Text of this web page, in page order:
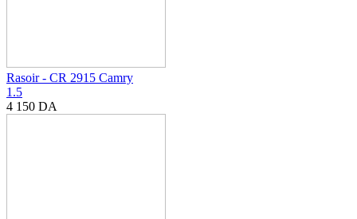
Rasoir - CR 2915 Camry
1.5
4 150 DA